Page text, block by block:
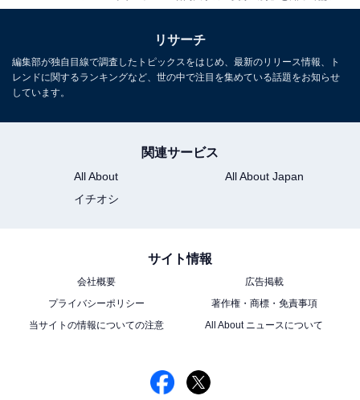
リサーチ
編集部が独自目線で調査したトピックスをはじめ、最新のリリース情報、ト
レンドに関するランキングなど、世の中で注目を集めている話題をお知らせ
しています。
関連サービス
All About
All About Japan
イチオシ
サイト情報
会社概要
広告掲載
プライバシーポリシー
著作権・商標・免責事項
当サイトの情報についての注意
All About ニュースについて